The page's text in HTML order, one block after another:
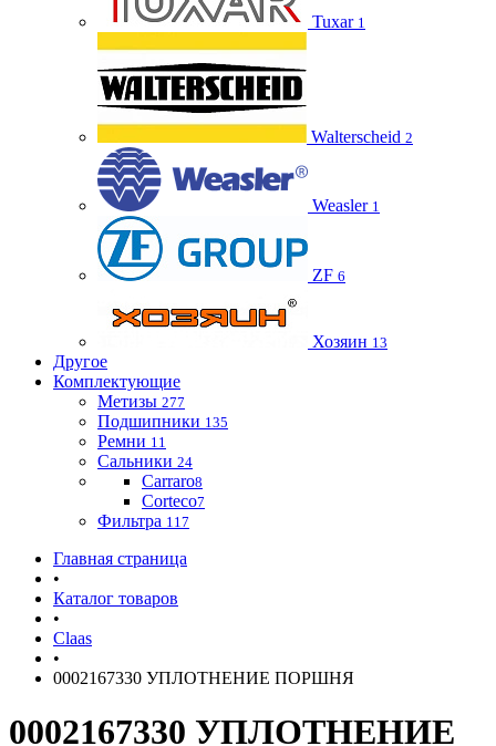
Tuxar 1
Walterscheid 2
Weasler 1
ZF 6
Хозяин 13
Другое
Комплектующие
Метизы 277
Подшипники 135
Ремни 11
Сальники 24
Carraro8
Corteco7
Фильтра 117
Главная страница
•
Каталог товаров
•
Claas
•
0002167330 УПЛОТНЕНИЕ ПОРШНЯ
0002167330 УПЛОТНЕНИЕ